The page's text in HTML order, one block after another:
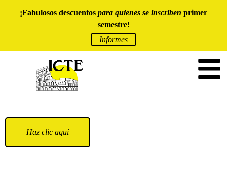
¡Fabulosos descuentos para quienes se inscriben primer
semestre!
Informes
Haz clic aquí